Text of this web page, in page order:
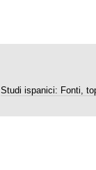
Studi ispanici: Fonti,